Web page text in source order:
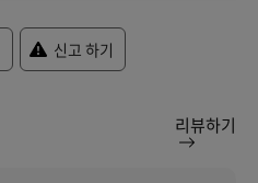
신고 하기
리뷰하기